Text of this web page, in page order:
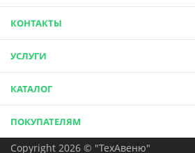
КОНТАКТЫ
УСЛУГИ
КАТАЛОГ
ПОКУПАТЕЛЯМ
Copyright 2026 © "ТехАвеню"